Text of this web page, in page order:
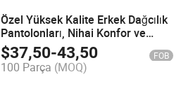
Özel Yüksek Kalite Erkek Dağcılık
Pantolonları, Nihai Konfor ve
Performans için
$37,50-43,50 FOB
100 Parça (MOQ)